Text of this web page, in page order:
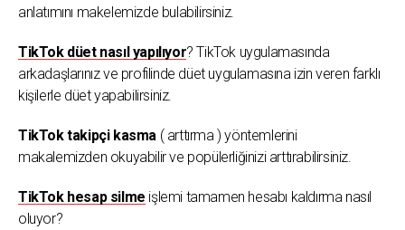
anlatımını makelemizde bulabilirsiniz.
TikTok düet nasıl yapılıyor? TikTok uygulamasında
arkadaşlarınız ve profilinde düet uygulamasına izin veren farklı
kişilerle düet yapabilirsiniz.
TikTok takipçi kasma ( arttırma ) yöntemlerini
makalemizden okuyabilir ve popülerliğinizi arttırabilirsiniz.
TikTok hesap silme işlemi tamamen hesabı kaldırma nasıl
oluyor?